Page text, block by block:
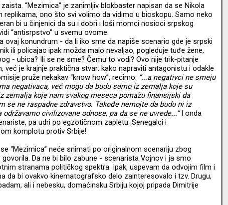
“Mezimica” je zanimljiv blokbaster napisan da se Nikola
replikama, ono što svi volimo da vidimo u bioskopu. Samo neko
bi u činjenici da su i dobri i loši momci nosioci srpskog
“antisrpstvo” u svemu ovome.
ovaj konundrum - da li iko sme da napiše scenario gde je srpski
ili policajac ipak možda malo nevaljao, pogleduje tuđe žene,
- ubica? Ili se ne sme? Čemu to vodi? Ovo nije trik-pitanje
već je krajnje praktična stvar: kako napraviti antagonistu i odakle
pruže nekakav “know how”, recimo: “...a negativci ne smeju
negativaca, već mogu da budu samo iz zemalja koje su
zemalja koje nam svakog meseca pomažu finansijski da
se ne raspadne zdravstvo. Takođe nemojte da budu ni iz
civilizovane odnose, pa da se ne uvrede...”I onda
pa udri po egzotičnom zapletu: Senegalci i
komplotu protiv Srbije!
“Mezimica” neće snimati po originalnom scenariju zbog
Da ne bi bilo zabune - scenarista Vojnov i ja smo
stranama političkog spektra. Ipak, uspevam da odvojim film i
da bi ovakvo kinematografsko delo zainteresovalo i tzv. Drugu,
ali i nebesku, domaćinsku Srbiju kojoj pripada Dimitrije